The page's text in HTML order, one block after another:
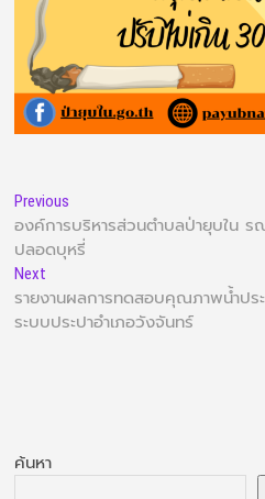
Previous
องค์การบริหารส่วนตำบลป่ายุบใน
ปลอดบุหรี่
Next
รายงานผลการทดสอบคุณภาพน้ำปร
ระบบประปาอำเภอวังจันทร์
ค้นหา